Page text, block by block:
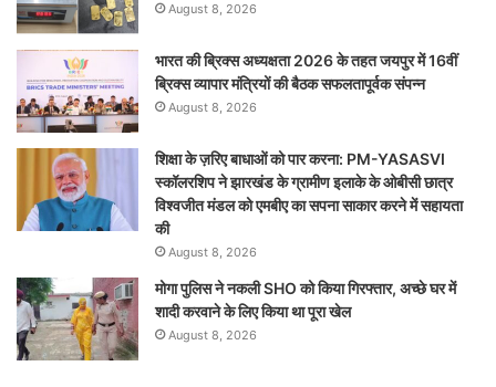
August 8, 2026
भारत की ब्रिक्‍स अध्यक्षता 2026 के तहत जयपुर में 16वीं
ब्रिक्‍स व्यापार मंत्रियों की बैठक सफलतापूर्वक संपन्न
August 8, 2026
शिक्षा के ज़रिए बाधाओं को पार करना: PM-YASASVI
स्कॉलरशिप ने झारखंड के ग्रामीण इलाके के ओबीसी छात्र
विश्वजीत मंडल को एमबीए का सपना साकार करने में सहायता
की
August 8, 2026
मोगा पुलिस ने नकली SHO को किया गिरफ्तार, अच्छे घर में
शादी करवाने के लिए किया था पूरा खेल
August 8, 2026